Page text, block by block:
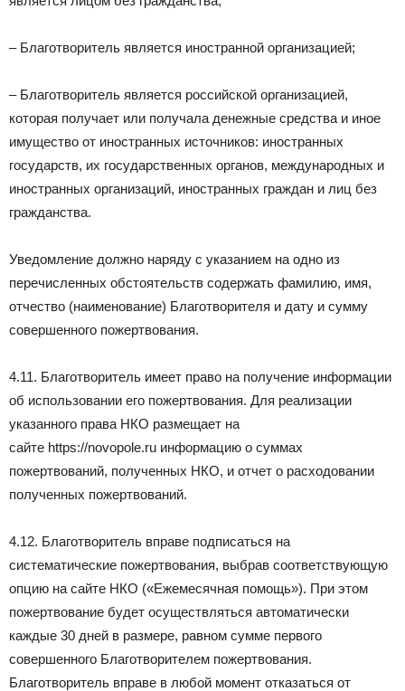
– Благотворитель является иностранной организацией;
– Благотворитель является российской организацией,
которая получает или получала денежные средства и иное
имущество от иностранных источников: иностранных
государств, их государственных органов, международных и
иностранных организаций, иностранных граждан и лиц без
гражданства.
Уведомление должно наряду с указанием на одно из
перечисленных обстоятельств содержать фамилию, имя,
отчество (наименование) Благотворителя и дату и сумму
совершенного пожертвования.
4.11. Благотворитель имеет право на получение информации
об использовании его пожертвования. Для реализации
указанного права НКО размещает на
сайте https://novopole.ru информацию о суммах
пожертвований, полученных НКО, и отчет о расходовании
полученных пожертвований.
4.12. Благотворитель вправе подписаться на
систематические пожертвования, выбрав соответствующую
опцию на сайте НКО («Ежемесячная помощь»). При этом
пожертвование будет осуществляться автоматически
каждые 30 дней в размере, равном сумме первого
совершенного Благотворителем пожертвования.
Благотворитель вправе в любой момент отказаться от